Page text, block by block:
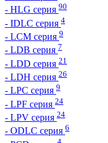
- HLG серия 90
- IDLC серия 4
- LCM серия 9
- LDB серия 7
- LDD серия 21
- LDH серия 26
- LPC серия 9
- LPF серия 24
- LPV серия 24
- ODLC серия 6
4